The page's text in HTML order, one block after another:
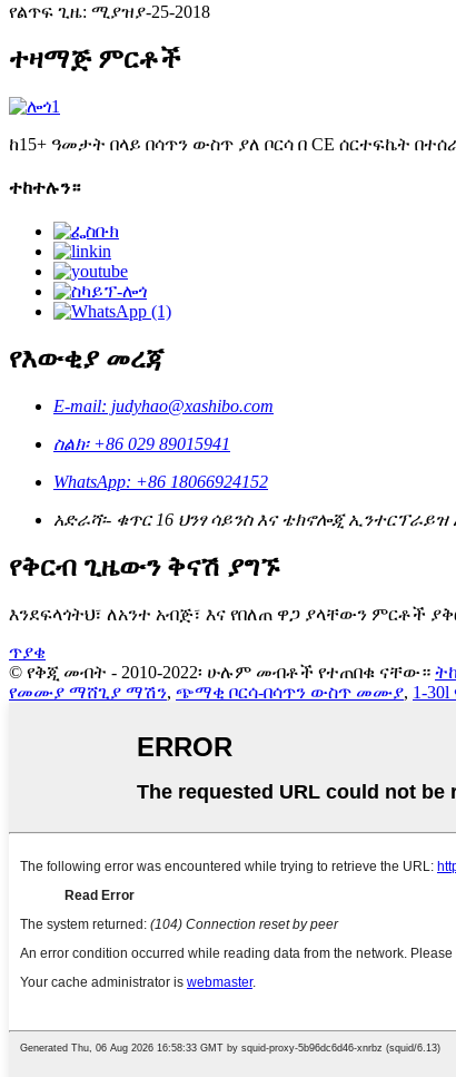
የልጥፍ ጊዜ: ሚያዝያ-25-2018
ተዛማጅ ምርቶች
ከ15+ ዓመታት በላይ በሳጥን ውስጥ ያለ ቦርሳ በ CE ሰርተፍኬት
ተከተሉን።
የእውቂያ መረጃ
E-mail: judyhao@xashibo.com
ስልክ፡ +86 029 89015941
WhatsApp: +86 18066924152
አድራሻ፡- ቁጥር 16 ህንፃ ሳይንስ እና ቴክኖሎጂ ኢንተርፕራይዝ
የቅርብ ጊዜውን ቅናሽ ያግኙ
እንደፍላጎትህ፣ ለአንተ አብጅ፣ እና የበለጠ ዋጋ ያላቸውን ምርቶች
ጥያቄ
© የቅጂ መብት - 2010-2022፡ ሁሉም መብቶች የተጠበቁ ናቸው።
የመሙያ ማሸጊያ ማሽን, ጭማቂ ቦርሳ-በሳጥን ውስጥ መሙያ, 1-